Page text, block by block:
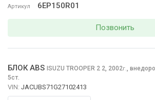
Артикул 6EP150R01
Позвонить
БЛОК ABS ISUZU TROOPER 2 2, 2002г.,
5ст.
VIN: JACUBS71G27102413